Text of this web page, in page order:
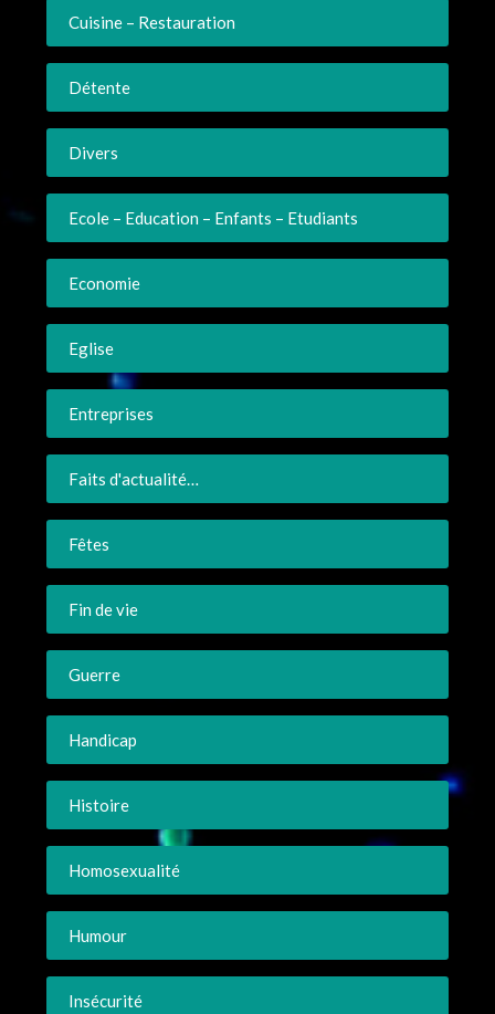
Cuisine – Restauration
Détente
Divers
Ecole – Education – Enfants – Etudiants
Economie
Eglise
Entreprises
Faits d'actualité…
Fêtes
Fin de vie
Guerre
Handicap
Histoire
Homosexualité
Humour
Insécurité